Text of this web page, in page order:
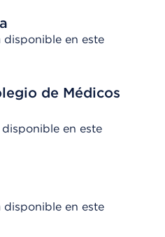
disponible en este
de Médicos
en este
disponible en este